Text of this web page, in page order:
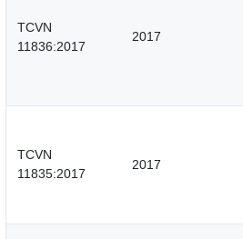
TCVN
11836:2017
2017
TCVN
11835:2017
2017